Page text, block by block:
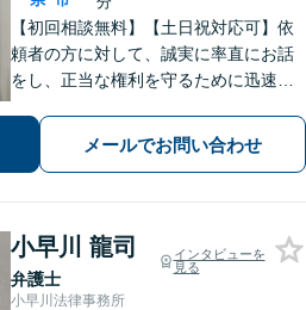
【初回相談無料】【土日祝対応可】依
頼者の方に対して、誠実に率直にお話
をし、正当な権利を守るために迅速に
テラン弁護士のノウハウと、若手弁護
士のフットワークで、依頼者の方の多
メールでお問い合わせ
小早川 龍司
弁護士
インタビューを
見る
小早川法律事務所